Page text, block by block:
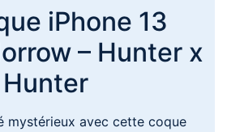
iPhone 13
– Hunter x
Hunter
mystérieux avec cette coque